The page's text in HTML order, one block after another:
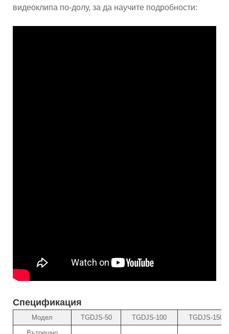
видеоклипа по-долу, за да научите подробности:
Спецификация
Модел TGDJS-50 TGDJS-100
TGDJS-150